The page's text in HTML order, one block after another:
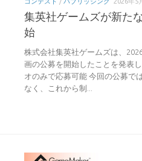
集英社ゲームズが新た
始
株式会社集英社ゲームズは、
画の公募を開始したことを発表
オのみで応募可能 今回の公募で
なく、これから制...